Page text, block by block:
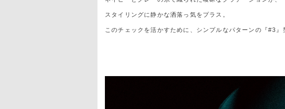
スタイリングに静かな洒落っ気をプラス。
このチェックを活かすために、シンプルなパターンの『#3』